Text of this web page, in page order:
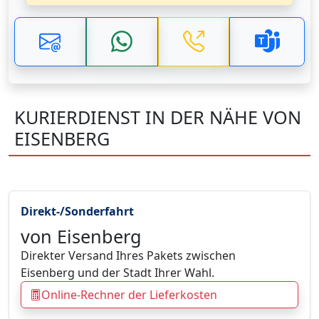
KURIERDIENST IN DER NÄHE VON
EISENBERG
Direkt-/Sonderfahrt
von Eisenberg
Direkter Versand Ihres Pakets zwischen
Eisenberg und der Stadt Ihrer Wahl.
Online-Rechner der Lieferkosten